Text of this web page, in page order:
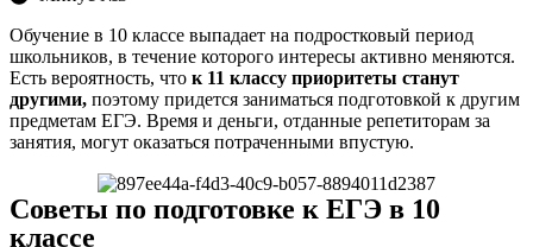
Обучение в 10 классе выпадает на подростковый период
школьников, в течение которого интересы активно меняются.
Есть вероятность, что к 11 классу приоритеты станут
другими, поэтому придется заниматься подготовкой к другим
предметам ЕГЭ. Время и деньги, отданные репетиторам за
занятия, могут оказаться потраченными впустую.
Советы по подготовке к ЕГЭ в 10
классе